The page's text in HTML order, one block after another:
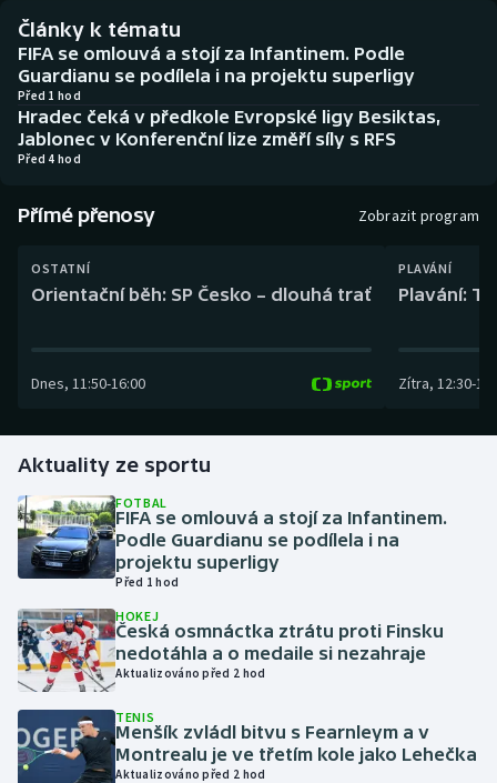
Baseball a softbal
Basketbal
Biatlon
Curling
Florbal
Golf
Gymnastika
Házená
Jezdectví
Judo
Krasobruslení
Soutěže
Historické návraty
Aplikace ČT sport
Články k tématu
FIFA se omlouvá a stojí za Infantinem. Podle
Guardianu se podílela i na projektu superligy
Před 1 hod
Hradec čeká v předkole Evropské ligy Besiktas,
Jablonec v Konferenční lize změří síly s RFS
Před 4 hod
Přímé přenosy Zobrazit program
OSTATNÍ
Orientační běh: SP Česko – dlouhá trať
Dnes, 11:50-16:00
PLAVÁNÍ
Plavání:
Zítra, 12:30-
Aktuality ze sportu
FOTBAL
FIFA se omlouvá a stojí za Infantinem.
Podle Guardianu se podílela i na
projektu superligy
Před 1 hod
HOKEJ
Česká osmnáctka ztrátu proti Finsku
nedotáhla a o medaile si nezahraje
Aktualizováno před 2 hod
TENIS
Menšík zvládl bitvu s Fearnleym a v
Montrealu je ve třetím kole jako Lehečka
Aktualizováno před 2 hod